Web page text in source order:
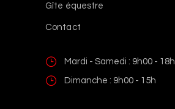
Gîte équestre
Contact
Mardi - Samedi : 9h00 - 18h
Dimanche : 9h00 - 15h